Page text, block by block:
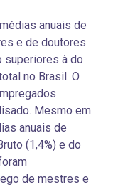
anuais de
e de doutores
superiores à do
no Brasil. O
Mesmo em
anuais de
(1,4%) e do
de mestres e